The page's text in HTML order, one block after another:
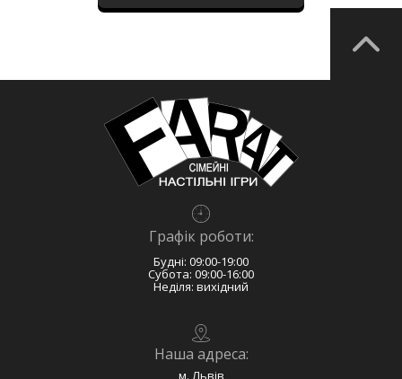
Графік роботи:
Будні: 09:00-19:00
Субота: 09:00-16:00
Неділя: вихідний
Наша адреса:
м. Львів